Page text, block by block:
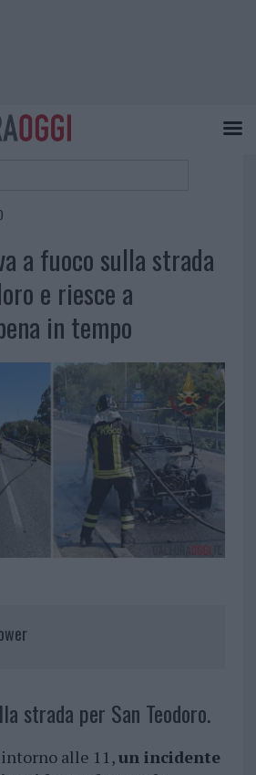
a fuoco sulla strada
e riesce a
in tempo
strada per San Teodoro.
alle 11,un incidente